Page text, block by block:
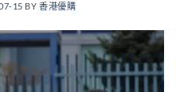
15 BY香港優購